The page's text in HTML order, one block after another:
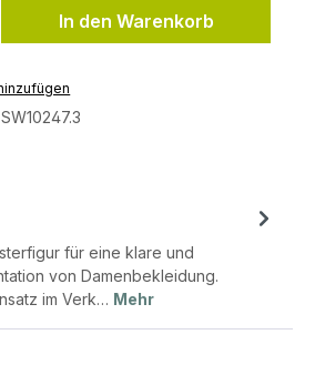
Gib den
In den Warenkorb
SW10247.3
für eine klare und
von Damenbekleidung.
im Verk… Mehr